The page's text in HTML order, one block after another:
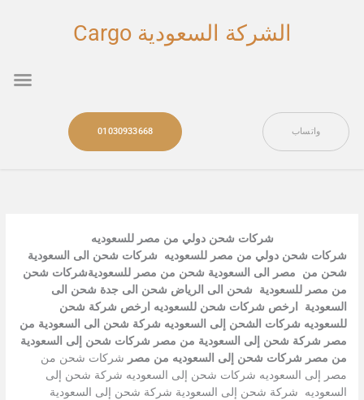
الشركة السعودية Cargo
واتساب 01030933668
شركات شحن دولي من مصر للسعوديه
شركات شحن دولي من مصر للسعوديه شركات شحن الى السعودية
شحن من مصر الى السعودية شحن من مصر للسعوديةشركات شحن
من مصر للسعودية شحن الى الرياض شحن الى جدة شحن الى
السعودية ارخص شركات شحن للسعوديه ارخص شركة شحن
للسعوديه شركات الشحن إلى السعوديه شركة شحن الى السعودية من
مصر شركة شحن إلى السعودية من مصر شركات شحن إلى السعودية
من مصر شركات شحن إلى السعوديه من مصر شركات شحن من
مصر إلى السعوديه شركات شحن إلى السعوديه شركة شحن إلى
السعوديه شركة شحن إلى السعودية شركة شحن إلى السعودية